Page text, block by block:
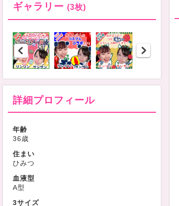
ギャラリー (3枚)
詳細プロフィール
年齢
36歳
住まい
ひみつ
血液型
A型
3サイズ